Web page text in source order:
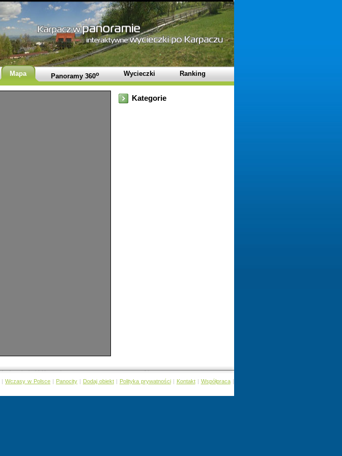
Mapa Panoramy 360o Wycieczki Ranking
Kategorie
|Wczasy w Polsce| Panocity| Dodaj obiekt| Polityka prywatności| Kontakt| Współpraca|